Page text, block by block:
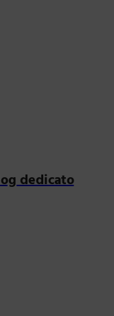
dedicato